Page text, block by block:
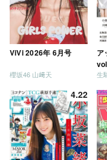
ViVi 2026年 6月号
櫻坂46 山﨑天
ア
4.22